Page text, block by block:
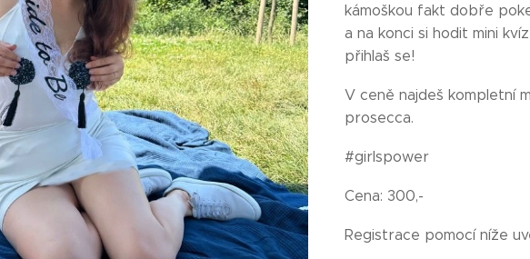
kámoškou fakt dobře
a na konci si hodit mini
přihlaš se!
V ceně najdeš kompletní
prosecca.
#girlspower
Cena: 300,-
Registrace pomocí níže